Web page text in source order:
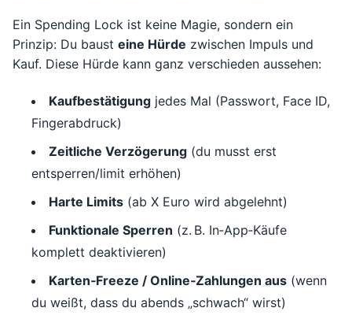
Ein Spending Lock ist keine Magie, sondern ein
Prinzip: Du baust eine Hürde zwischen Impuls und
Kauf. Diese Hürde kann ganz verschieden aussehen:
Kaufbestätigung jedes Mal (Passwort, Face ID,
Fingerabdruck)
Zeitliche Verzögerung (du musst erst
entsperren/limit erhöhen)
Harte Limits (ab X Euro wird abgelehnt)
Funktionale Sperren (z. B. In‑App‑Käufe
komplett deaktivieren)
Karten‑Freeze / Online‑Zahlungen aus (wenn
du weißt, dass du abends „schwach“ wirst)